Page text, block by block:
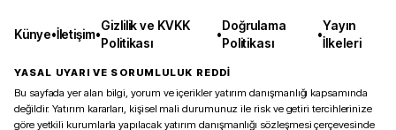
Künye•İletişim•
Gizlilik ve KVKK
Politikası
•
Doğrulama
Politikası
•
Yayın
İlkeleri
YASAL UYARI VE SORUMLULUK REDDİ
Bu sayfada yer alan bilgi, yorum ve içerikler yatırım danışmanlığı kapsamında
değildir. Yatırım kararları, kişisel mali durumunuz ile risk ve getiri tercihlerinize
göre yetkili kurumlarla yapılacak yatırım danışmanlığı sözleşmesi çerçevesinde